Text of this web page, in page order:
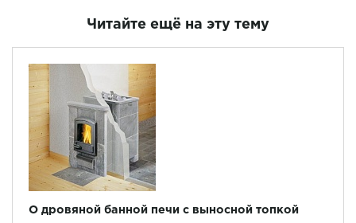
Читайте ещё на эту тему
О дровяной банной печи с выносной топкой